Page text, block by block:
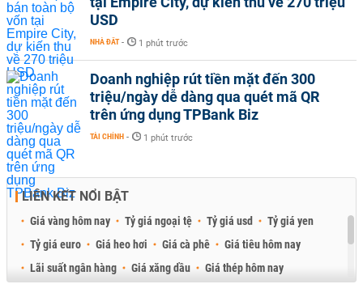
USD
NHÀ ĐẤT - 1 phút trước
Doanh nghiệp rút tiền mặt đến 300
triệu/ngày dễ dàng qua quét mã QR
trên ứng dụng TPBank Biz
TÀI CHÍNH - 1 phút trước
LIÊN KẾT NỔI BẬT
Giá vàng hôm nay Tỷ giá ngoại tệ Tỷ giá usd
Tỷ giá yen
Tỷ giá euro
Giá heo hơi Giá cà phê
Giá tiêu hôm nay
Lãi suất ngân hàng
Giá xăng dầu Giá thép hôm nay